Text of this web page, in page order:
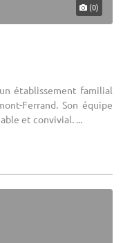
(0)
établissement familial
Ferrand. Son équipe
et convivial. ...